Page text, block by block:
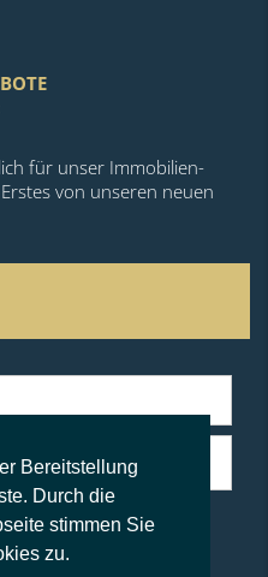
Bereitstellung
Durch die
stimmen Sie
zu.
für unser Immobilien-
von unseren neuen
Kontor